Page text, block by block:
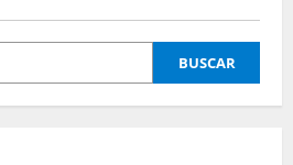
BUSCAR